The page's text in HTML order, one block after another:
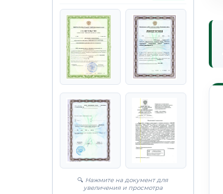
🔍 Нажмите на документ для
увеличения и просмотра